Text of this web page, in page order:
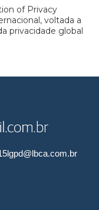
of Privacy
voltada a
privacidade global
lgpd@lbca.com.br